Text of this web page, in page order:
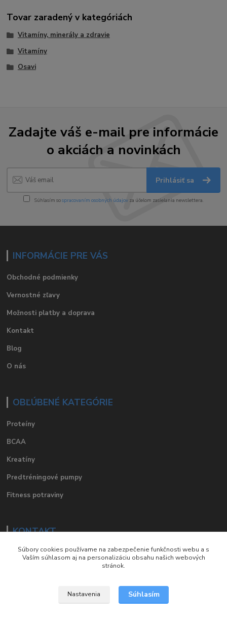
Tovar zaradený v kategóriách
Vitamíny, minerály a zdravie
Vitamíny
Osavi
Zadajte váš e-mail pre informácie
o akciách a novinkách
Prihlásiť sa
Súhlasím sospracovaním osobných údajov za účelom zasielania newslettera.
INFORMÁCIE PRE VÁS
Obchodné podmienky
Vernostné zľavy
Možnosti platby a doprava
Kontakt
Blog
O nás
OBĽÚBENÉ KATEGÓRIE
Proteíny
BCAA
Kreatíny
Predtréningové pumpy
Fitness potraviny
KONTAKT
e-mail:eshop@suplements.sk
Súbory cookies používame na zabezpečenie funkčnosti webu a s
Vaším súhlasom aj na personalizáciu obsahu našich webových
stránok.
Nastavenia Súhlasím